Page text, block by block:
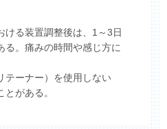
ける装置調整後は、1～3日
る。痛みの時間や感じ方に
テーナー）を使用しない
がある。